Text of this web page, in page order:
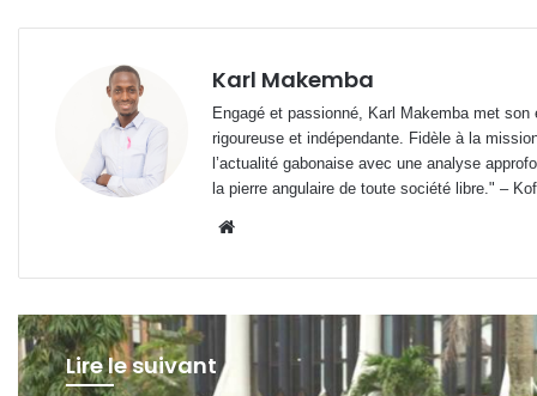
Karl Makemba
Engagé et passionné, Karl Makemba met
rigoureuse et indépendante. Fidèle à la
l’actualité gabonaise avec une analyse
la pierre angulaire de toute société libre." –
Lire le suivant